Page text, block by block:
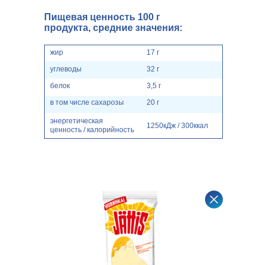
Пищевая ценность 100 г
продукта, средние значения:
жир
углеводы
белок
в том числе сахарозы
17 г
32 г
3,5 г
20 г
энергетическая
ценность / калорийность
1250кДж / 300ккал